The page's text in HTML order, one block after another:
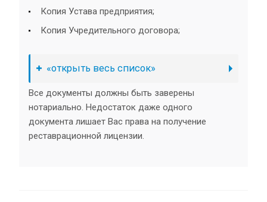
Копия Устава предприятия;
Копия Учредительного договора;
«открыть весь список»
Все документы должны быть заверены
нотариально. Недостаток даже одного
документа лишает Вас права на получение
реставрационной лицензии.